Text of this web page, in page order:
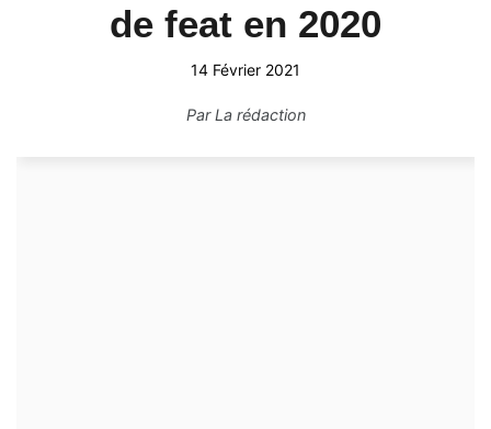
de feat en 2020
14 Février 2021
ParLa rédaction